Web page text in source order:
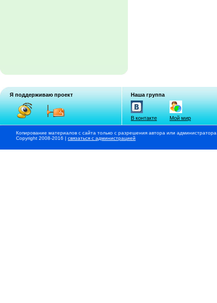
Я поддерживаю проект Наша группа
В контакте Мой мир
Копирование материалов с сайта только с разрешения автора или
Copyright 2008-2016 | связаться с администрацией